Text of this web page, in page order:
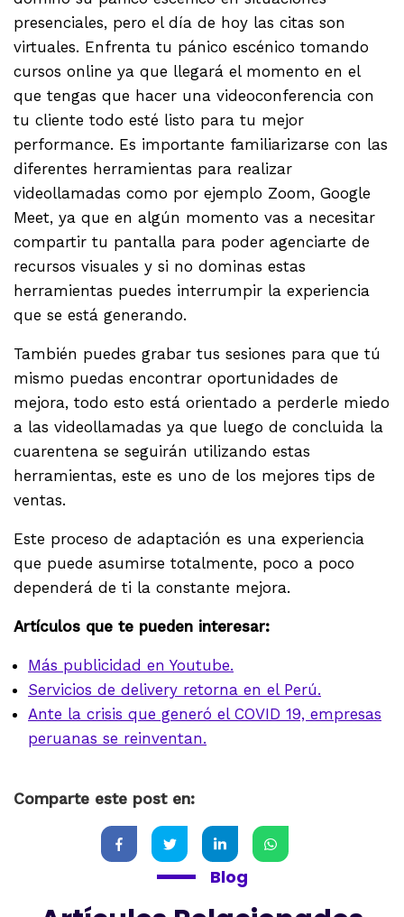
presenciales, pero el día de hoy las citas son
virtuales. Enfrenta tu pánico escénico tomando
cursos online ya que llegará el momento en el
que tengas que hacer una videoconferencia con
tu cliente todo esté listo para tu mejor
performance. Es importante familiarizarse con las
diferentes herramientas para realizar
videollamadas como por ejemplo Zoom, Google
Meet, ya que en algún momento vas a necesitar
compartir tu pantalla para poder agenciarte de
recursos visuales y si no dominas estas
herramientas puedes interrumpir la experiencia
que se está generando.
También puedes grabar tus sesiones para que tú
mismo puedas encontrar oportunidades de
mejora, todo esto está orientado a perderle miedo
a las videollamadas ya que luego de concluida la
cuarentena se seguirán utilizando estas
herramientas, este es uno de los mejores tips de
ventas.
Este proceso de adaptación es una experiencia
que puede asumirse totalmente, poco a poco
dependerá de ti la constante mejora.
Artículos que te pueden interesar:
Más publicidad en Youtube.
Servicios de delivery retorna en el Perú.
Ante la crisis que generó el COVID 19, empresas
peruanas se reinventan.
Comparte este post en:
Blog